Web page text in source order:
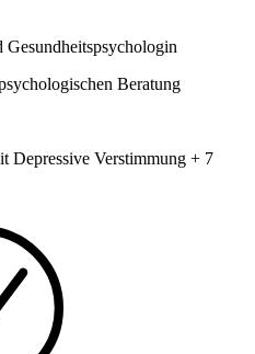
Beratung
Depressive Verstimmung + 7